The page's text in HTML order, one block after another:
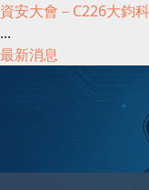
資安大會－C226大鈞
...
最新消息